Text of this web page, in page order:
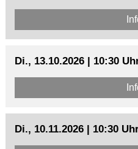
Di., 13.10.2026 | 10:30
Di., 10.11.2026 | 10:30